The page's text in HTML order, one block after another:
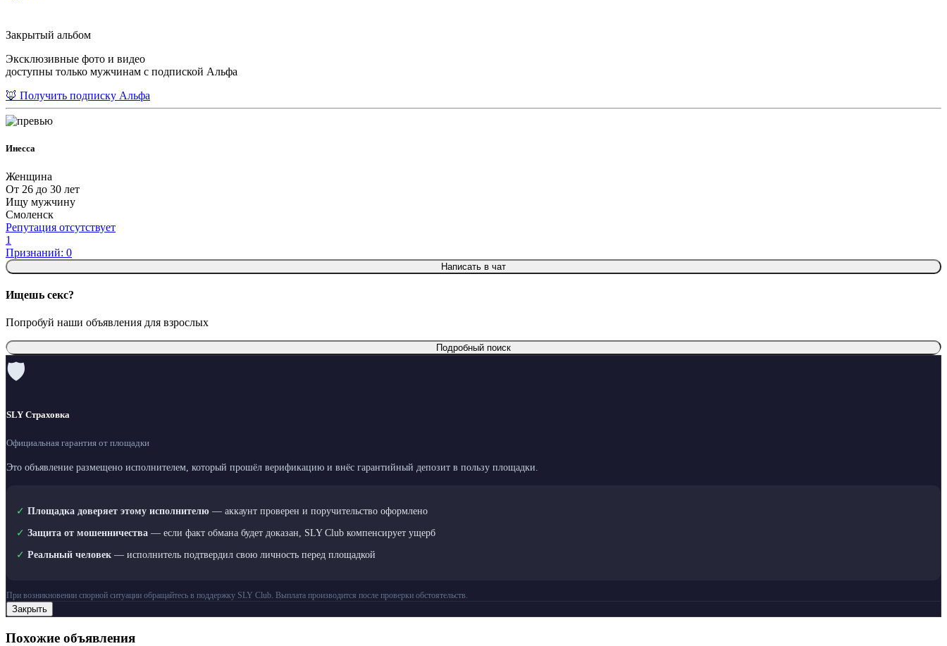
Закрытый альбом
Эксклюзивные фото и видео
доступны только мужчинам с подпиской Альфа
🦊 Получить подписку Альфа
Инесса
Женщина
От 26 до 30 лет
Ищу мужчину
Смоленск
Репутация отсутствует
1
Признаний: 0
Написать в чат
Ищешь секс?
Попробуй наши объявления для взрослых
Подробный поиск
🛡
SLY Страховка
Официальная гарантия от площадки
Это объявление размещено исполнителем, который прошёл верификацию и внёс гарантийный депозит в пользу площадки.
✓ Площадка доверяет этому исполнителю — аккаунт проверен и поручительство оформлено
✓ Защита от мошенничества — если факт обмана будет доказан, SLY Club компенсирует ущерб
✓ Реальный человек — исполнитель подтвердил свою личность перед площадкой
При возникновении спорной ситуации обращайтесь в поддержку SLY Club. Выплата производится после проверки обстоятельств.
Закрыть
Похожие объявления